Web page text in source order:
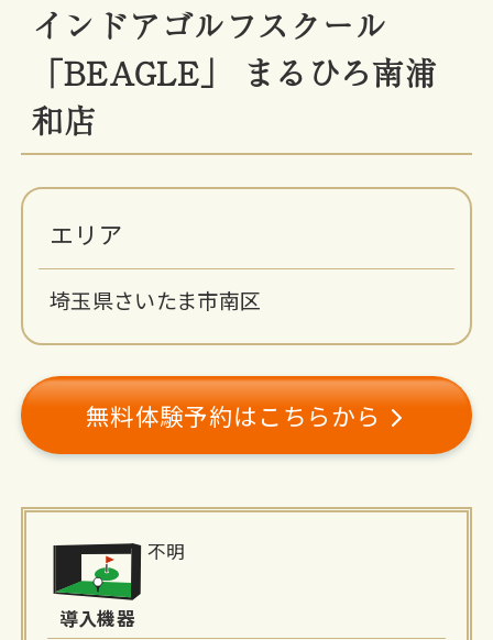
インドアゴルフスクール
「BEAGLE」 まるひろ南浦
和店
エリア
埼玉県さいたま市南区
無料体験予約はこちらから
導入機器
不明